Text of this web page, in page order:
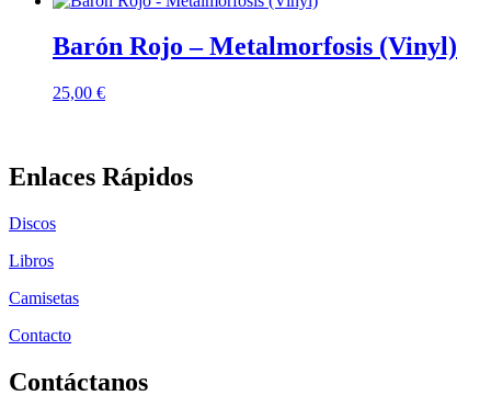
Barón Rojo – Metalmorfosis (Vinyl)
25,00 €
Enlaces Rápidos
Discos
Libros
Camisetas
Contacto
Contáctanos